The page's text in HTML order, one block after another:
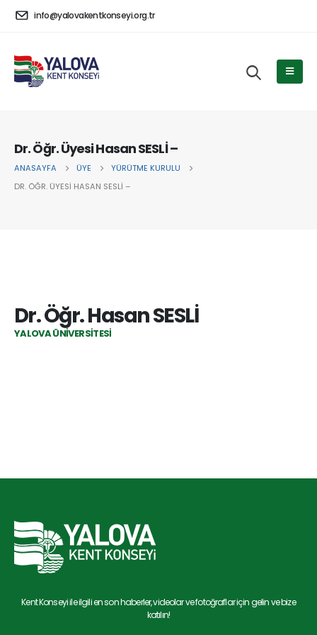
info@yalovakentkonseyi.org.tr
Dr. Öğr. Üyesi Hasan SESLİ –
ANASAYFA ÜYE
YÜRÜTME KURULU
DR. ÖĞR. ÜYESI HASAN SESLİ –
Dr. Öğr. Hasan SESLİ
YALOVA ÜNIVERSITESI
Kent Konseyi ile ilgili en son haberler, videolar ve fotoğraflar için gelin ve bize
katılın!